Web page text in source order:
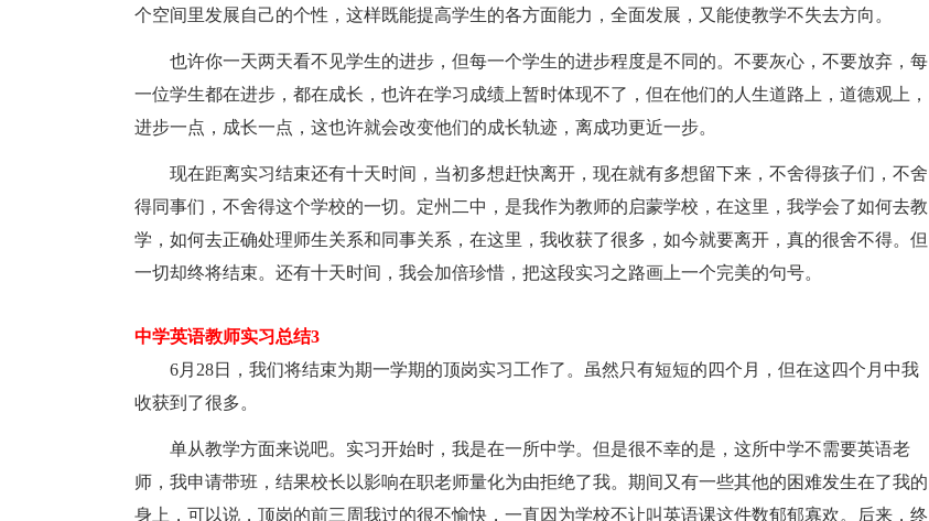
个空间里发展自己的个性，这样既能提高学生的各方面能力，全面发展，又能使教学不失去方向。
也许你一天两天看不见学生的进步，但每一个学生的进步程度是不同的。不要灰心，不要放弃，每
一位学生都在进步，都在成长，也许在学习成绩上暂时体现不了，但在他们的人生道路上，道德观上，
进步一点，成长一点，这也许就会改变他们的成长轨迹，离成功更近一步。
现在距离实习结束还有十天时间，当初多想赶快离开，现在就有多想留下来，不舍得孩子们，不舍
得同事们，不舍得这个学校的一切。定州二中，是我作为教师的启蒙学校，在这里，我学会了如何去教
学，如何去正确处理师生关系和同事关系，在这里，我收获了很多，如今就要离开，真的很舍不得。但
一切却终将结束。还有十天时间，我会加倍珍惜，把这段实习之路画上一个完美的句号。
中学英语教师实习总结3
6月28日，我们将结束为期一学期的顶岗实习工作了。虽然只有短短的四个月，但在这四个月中我
收获到了很多。
单从教学方面来说吧。实习开始时，我是在一所中学。但是很不幸的是，这所中学不需要英语老
师，我申请带班，结果校长以影响在职老师量化为由拒绝了我。期间又有一些其他的困难发生在了我的
身上，可以说，顶岗的前三周我过的很不愉快，一直因为学校不让叫英语课这件数郁郁寡欢。后来，终